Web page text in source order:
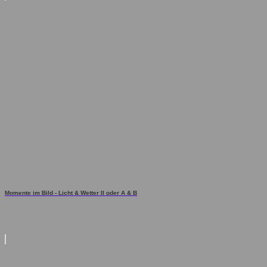
Momente im Bild - Licht & Wetter II oder A & B